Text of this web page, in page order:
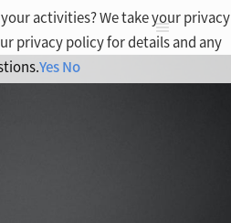
activities? We take your privacy
privacy policy for details and any
Yes No